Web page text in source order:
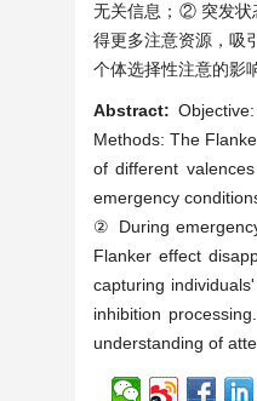
无关信息；② 突发状
得更多注意资源，吸
个体选择性注意的影
Abstract:
Methods: The
of different
emergency
② During
Flanker effect
capturing
inhibition
understanding of